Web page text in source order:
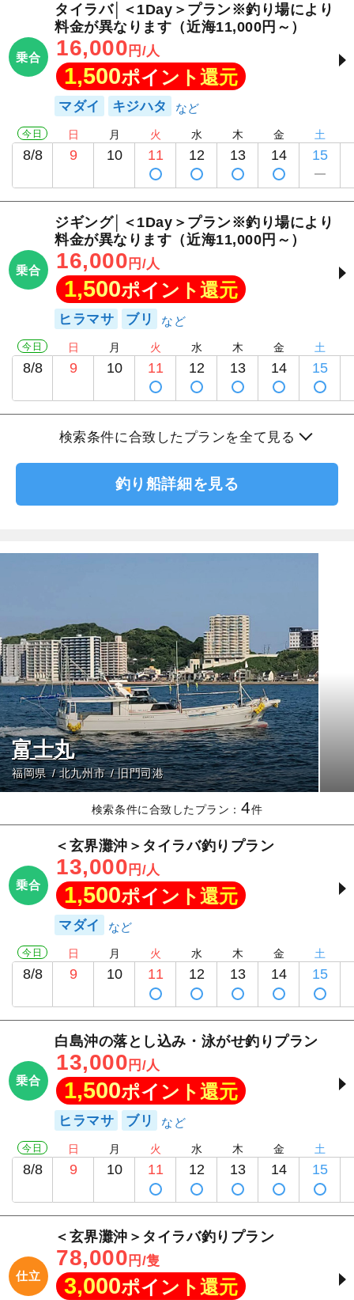
乗合
タイラバ│＜1Day＞プラン※釣り場により
料金が異なります（近海11,000円～）
16,000 円/人
1,500ポイント還元
マダイ キジハタ
今日
8/8
日
9
月
10
火
11
水
12
木
13
金
14
土
15
乗合
ジギング│＜1Day＞プラン※釣り場により
料金が異なります（近海11,000円～）
16,000 円/人
1,500ポイント還元
ヒラマサ ブリ
今日
8/8
日
9
月
10
火
11
水
12
木
13
金
14
土
15
検索条件に合致したプランを全て見る
釣り船詳細を見る
富士丸
福岡県 北九州市 旧門司港
検索条件に合致したプラン：4件
乗合
＜玄界灘沖＞タイラバ釣りプラン
13,000 円/人
1,500ポイント還元
マダイ
今日
8/8
日
9
月
10
火
11
水
12
木
13
金
14
土
15
乗合
白島沖の落とし込み・泳がせ釣りプラン
13,000 円/人
1,500ポイント還元
ヒラマサ ブリ
今日
8/8
日
9
月
10
火
11
水
12
木
13
金
14
土
15
仕立
＜玄界灘沖＞タイラバ釣りプラン
78,000 円/隻
3,000ポイント還元